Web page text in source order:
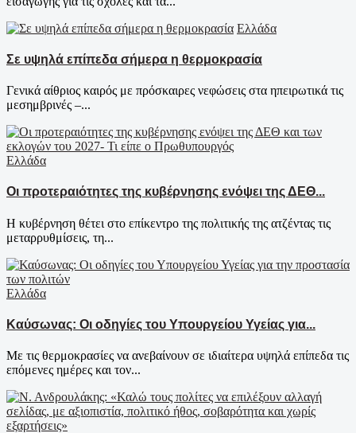
Ελλάδα
Σε υψηλά επίπεδα σήμερα η θερμοκρασία
Γενικά αίθριος καιρός με πρόσκαιρες νεφώσεις στα ηπειρωτικά τις
μεσημβρινές –...
Ελλάδα
Οι προτεραιότητες της κυβέρνησης ενόψει της ΔΕΘ...
Η κυβέρνηση θέτει στο επίκεντρο της πολιτικής της ατζέντας τις
μεταρρυθμίσεις, τη...
Ελλάδα
Καύσωνας: Οι οδηγίες του Υπουργείου Υγείας για...
Με τις θερμοκρασίες να ανεβαίνουν σε ιδιαίτερα υψηλά επίπεδα τις
επόμενες ημέρες και τον...